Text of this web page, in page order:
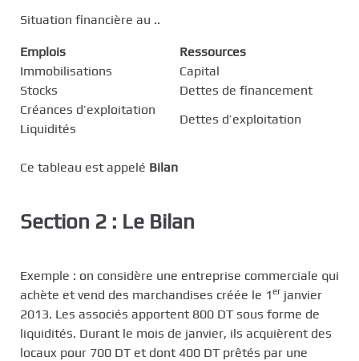
Situation financière au ..
Emplois
Ressources
Immobilisations
Capital
Stocks
Dettes de financement
Créances d’exploitation
Liquidités
Dettes d’exploitation
Ce tableau est appelé Bilan
Section 2 : Le Bilan
Exemple : on considère une entreprise commerciale qui
achète et vend des marchandises créée le 1er janvier
2013. Les associés apportent 800 DT sous forme de
liquidités. Durant le mois de janvier, ils acquièrent des
locaux pour 700 DT et dont 400 DT prêtés par une